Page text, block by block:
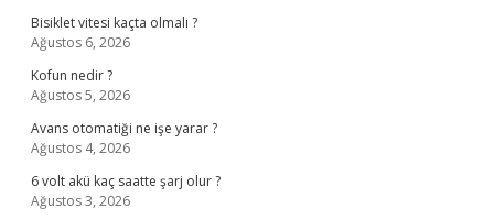
Bisiklet vitesi kaçta olmalı ?
Ağustos 6, 2026
Kofun nedir ?
Ağustos 5, 2026
Avans otomatiği ne işe yarar ?
Ağustos 4, 2026
6 volt akü kaç saatte şarj olur ?
Ağustos 3, 2026